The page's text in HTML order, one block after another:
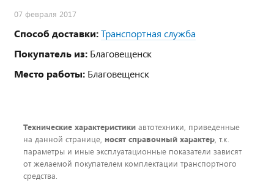
07 февраля 2017
Способ доставки:Транспортная служба
Покупатель из: Благовещенск
Место работы: Благовещенск
Технические характеристики автотехники, приведенные
на данной странице, носят справочный характер, т.к.
параметры и иные эксплуатационные показатели зависят
от желаемой покупателем комплектации транспортного
средства.